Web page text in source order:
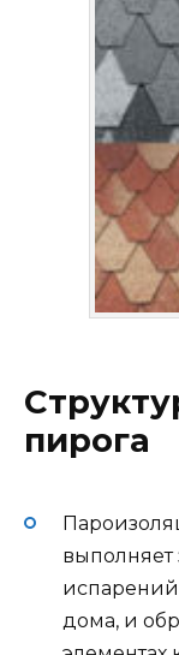
пирога
дома, и